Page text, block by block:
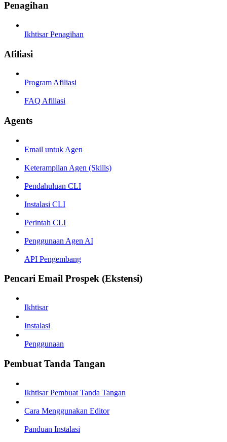
Penagihan
Ikhtisar Penagihan
Afiliasi
Program Afiliasi
FAQ Afiliasi
Agents
Email untuk Agen
Keterampilan Agen (Skills)
Pendahuluan CLI
Instalasi CLI
Perintah CLI
Penggunaan Agen AI
API Pengembang
Pencari Email Prospek (Ekstensi)
Ikhtisar
Instalasi
Penggunaan
Pembuat Tanda Tangan
Ikhtisar Pembuat Tanda Tangan
Cara Menggunakan Editor
Panduan Instalasi